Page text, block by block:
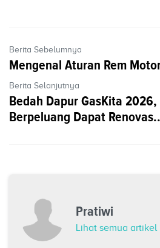
Berita Sebelumnya
Mengenal Aturan Rem
Berita Selanjutnya
Bedah Dapur GasKita
Berpeluang Dapat
Pratiwi
Lihat semua artikel